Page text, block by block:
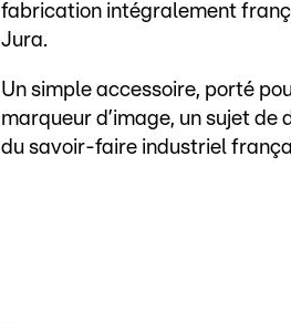
fabrication intégralement
Jura.
Un simple accessoire, porté
marqueur d’image, un sujet
du savoir-faire industriel